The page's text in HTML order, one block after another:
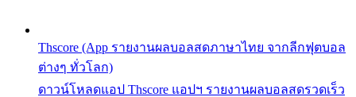
Thscore (App รายงานผลบอลสดภาษาไทย จากลีกฟุตบอล
ต่างๆ ทั่วโลก)
ดาวน์โหลดแอป Thscore แอปฯ รายงานผลบอลสดรวดเร็ว